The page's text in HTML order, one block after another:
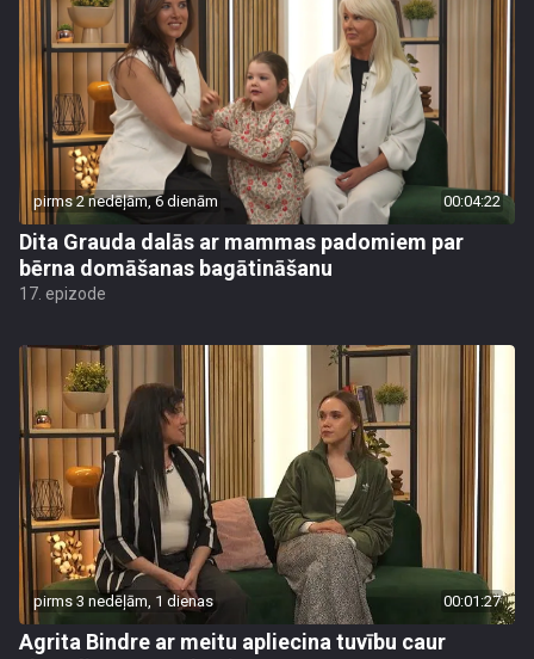
pirms 2 nedēļām, 6 dienām 00:04:22
Dita Grauda dalās ar mammas padomiem par
bērna domāšanas bagātināšanu
17. epizode
pirms 3 nedēļām, 1 dienas 00:01:27
Agrita Bindre ar meitu apliecina tuvību caur